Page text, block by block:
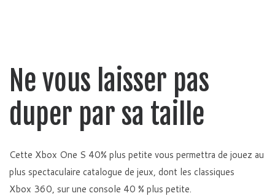
Ne vous laisser pas
duper par sa taille
Cette Xbox One S 40% plus petite vous permettra de jouez au
plus spectaculaire catalogue de jeux, dont les classiques
Xbox 360, sur une console 40 % plus petite.